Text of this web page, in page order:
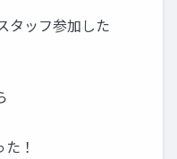
タッフ参加した
！